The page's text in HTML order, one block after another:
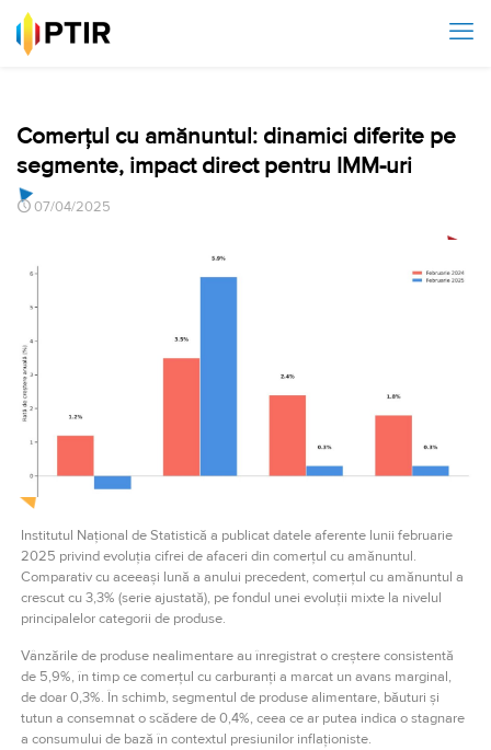
Comerțul cu amănuntul: dinamici diferite pe
segmente, impact direct pentru IMM-uri
07/04/2025
Institutul Național de Statistică a publicat datele aferente lunii februarie
2025 privind evoluția cifrei de afaceri din comerțul cu amănuntul.
Comparativ cu aceeași lună a anului precedent, comerțul cu amănuntul a
crescut cu 3,3% (serie ajustată), pe fondul unei evoluții mixte la nivelul
principalelor categorii de produse.
Vânzările de produse nealimentare au înregistrat o creștere consistentă
de 5,9%, în timp ce comerțul cu carburanți a marcat un avans marginal,
de doar 0,3%. În schimb, segmentul de produse alimentare, băuturi și
tutun a consemnat o scădere de 0,4%, ceea ce ar putea indica o stagnare
a consumului de bază în contextul presiunilor inflaționiste.